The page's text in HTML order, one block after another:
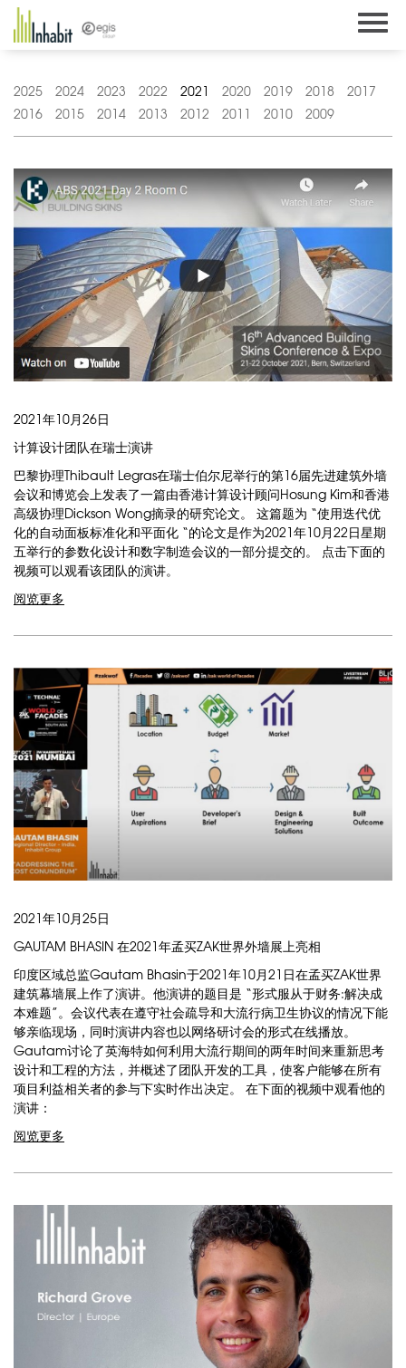
Skip
content
2025 2024 2023 2022 2021 2020 2019 2018
2017
2016
2015 2014 2013 2012 2011 2010 2009
2021年10月26日
计算设计团队在瑞士演讲
巴黎协理Thibault Legras在瑞士伯尔尼举行的第16届先进建筑外墙
会议和博览会上发表了一篇由香港计算设计顾问Hosung Kim和香港
高级协理Dickson Wong摘录的研究论文。 这篇题为 “使用迭代优
化的自动面板标准化和平面化 “的论文是作为2021年10月22日星期
五举行的参数化设计和数字制造会议的一部分提交的。 点击下面的
视频可以观看该团队的演讲。
阅览更多
2021年10月25日
GAUTAM BHASIN 在2021年孟买ZAK世界外墙展上亮相
印度区域总监Gautam Bhasin于2021年10月21日在孟买ZAK世界
建筑幕墙展上作了演讲。他演讲的题目是 “形式服从于财务:解决成
本难题”。会议代表在遵守社会疏导和大流行病卫生协议的情况下能
够亲临现场，同时演讲内容也以网络研讨会的形式在线播放。
Gautam讨论了英海特如何利用大流行期间的两年时间来重新思考
设计和工程的方法，并概述了团队开发的工具，使客户能够在所有
项目利益相关者的参与下实时作出决定。 在下面的视频中观看他的
演讲：
阅览更多